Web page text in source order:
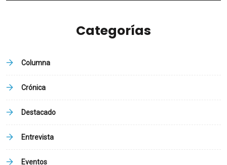
Categorías
Columna
Crónica
Destacado
Entrevista
Eventos